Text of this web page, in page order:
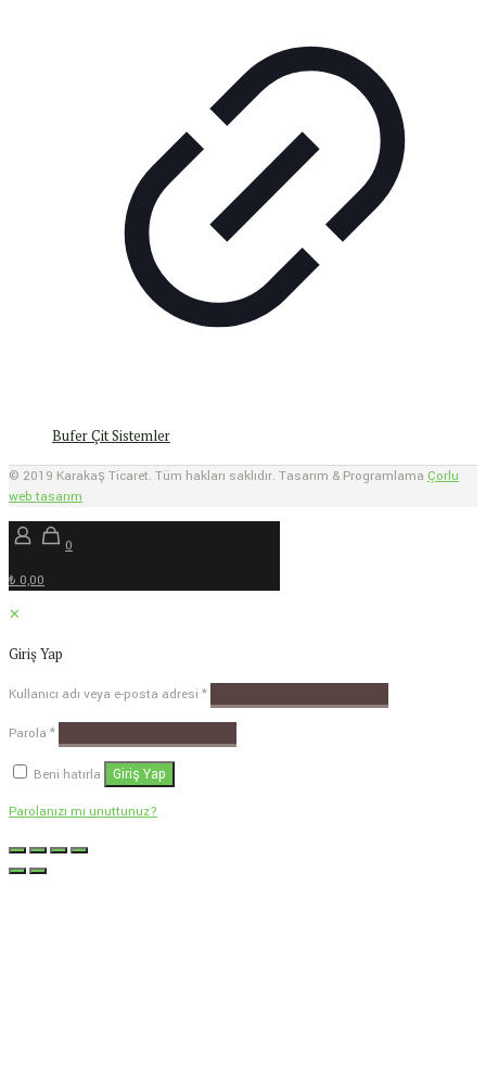
Bufer Çit Sistemler
© 2019 Karakaş Ticaret. Tüm hakları saklıdır. Tasarım & Programlama Çorlu
web tasarım
0
₺ 0,00
✕
Giriş Yap
Kullanıcı adı veya e-posta adresi *
Parola *
Beni hatırla Giriş Yap
Parolanızı mı unuttunuz?